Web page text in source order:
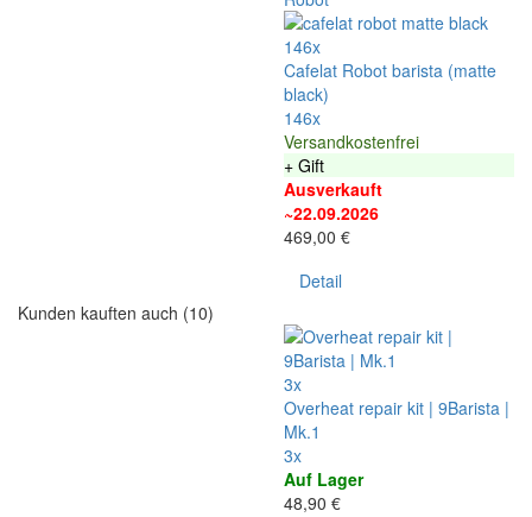
146x
Cafelat Robot barista (matte
black)
146x
Versandkostenfrei
+ Gift
Ausverkauft
~22.09.2026
469,00 €
Detail
Kunden kauften auch (10)
3x
Overheat repair kit | 9Barista |
Mk.1
3x
Auf Lager
48,90 €